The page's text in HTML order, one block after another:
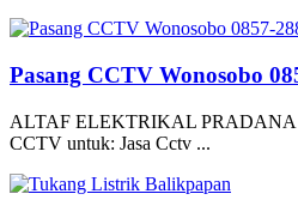
Pasang CCTV Wonosobo
ALTAF ELEKTRIKAL PRADANA
CCTV untuk: Jasa Cctv ...